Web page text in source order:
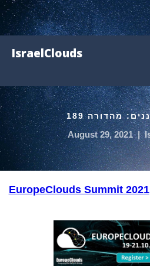
IsraelClouds
מהדורה 189
|
August 29, 2021
EuropeClouds Summit 2021